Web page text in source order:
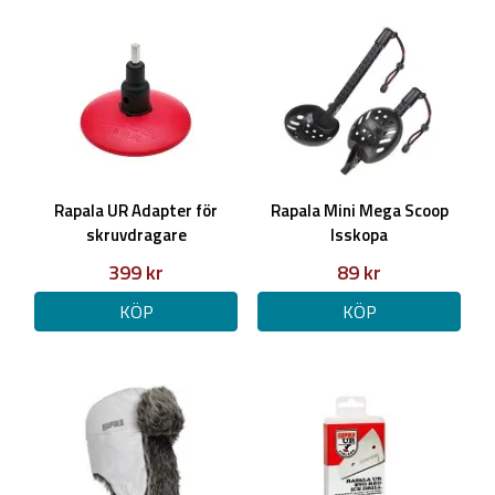
Rapala UR Adapter för
skruvdragare
399 kr
KÖP
Rapala Mini Mega Scoop
Isskopa
89 kr
KÖP